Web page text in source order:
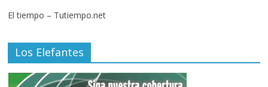
El tiempo – Tutiempo.net
Los Elefantes